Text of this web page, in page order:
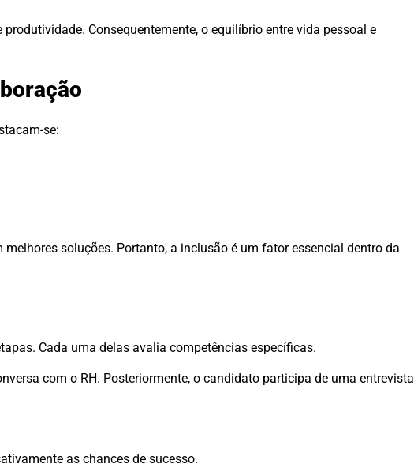
Consequentemente, o equilíbrio entre vida pessoal e
se:
soluções. Portanto, a inclusão é um fator essencial dentro da
Cada uma delas avalia competências específicas.
com o RH. Posteriormente, o candidato participa de uma entrevista
as chances de sucesso.